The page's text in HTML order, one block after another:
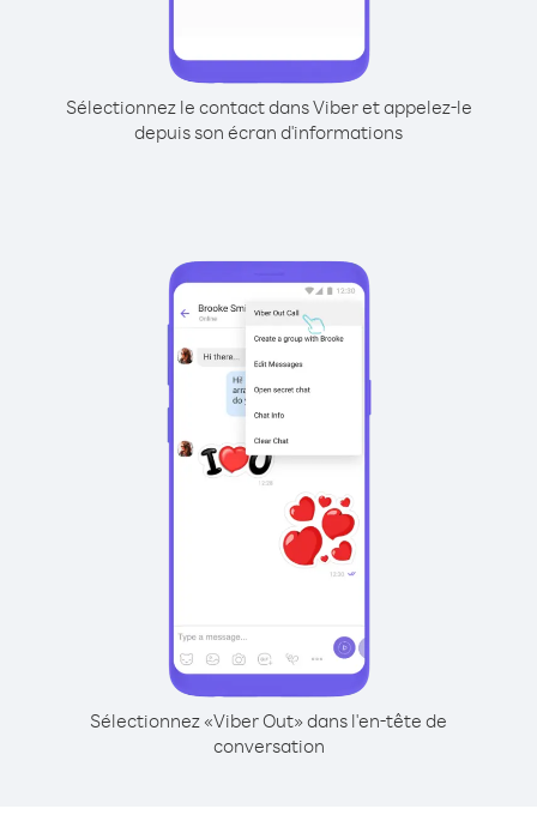
Sélectionnez le contact dans Viber et appelez-le
depuis son écran d'informations
Sélectionnez «Viber Out» dans l'en-tête de
conversation